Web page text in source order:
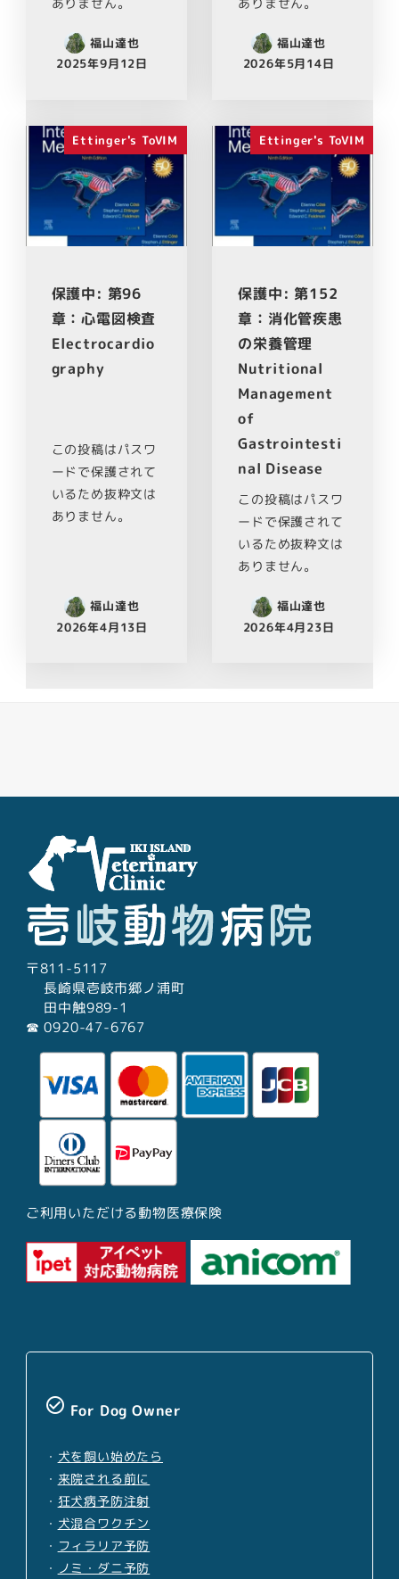
ありません。
福山達也
2025年9月12日
ありません。
福山達也
2026年5月14日
Ettinger's ToVIM
保護中: 第96
章：心電図検査
Electrocardio
graphy
この投稿はパスワ
ードで保護されて
いるため抜粋文は
ありません。
福山達也
2026年4月13日
Ettinger's ToVIM
保護中: 第152
章：消化管疾患
の栄養管理
Nutritional
Management
of
Gastrointesti
nal Disease
この投稿はパスワ
ードで保護されて
いるため抜粋文は
ありません。
福山達也
2026年4月23日
〒811-5117
長崎県壱岐市郷ノ浦町
田中触989-1
☎︎ 0920-47-6767
ご利用いただける動物医療保険
check_circle_outline For Dog Owner
・ 犬を飼い始めたら
・ 来院される前に
・ 狂犬病予防注射
・ 犬混合ワクチン
・ フィラリア予防
・ ノミ・ダニ予防